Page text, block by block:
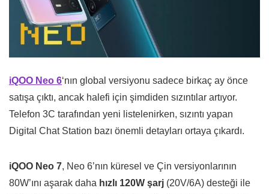
iQOO Neo 6‘nın global versiyonu sadece birkaç ay önce
satışa çıktı, ancak halefi için şimdiden sızıntılar artıyor.
Telefon 3C tarafından yeni listelenirken, sızıntı yapan
Digital Chat Station bazı önemli detayları ortaya çıkardı.
iQOO Neo 7, Neo 6’nın küresel ve Çin versiyonlarının
80W’ını aşarak daha hızlı 120W şarj (20V/6A) desteği ile